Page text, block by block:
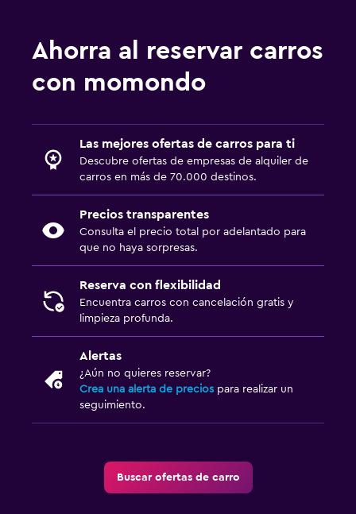
Ahorra al reservar carros
con momondo
Las mejores ofertas de carros para ti
Descubre ofertas de empresas de alquiler de
carros en más de 70.000 destinos.
Precios transparentes
Consulta el precio total por adelantado para
que no haya sorpresas.
Reserva con flexibilidad
Encuentra carros con cancelación gratis y
limpieza profunda.
Alertas
¿Aún no quieres reservar?
Crea una alerta de precios para realizar un
seguimiento.
Buscar ofertas de carro